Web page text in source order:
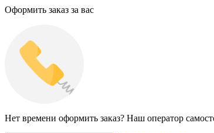
Оформить заказ за вас
Нет времени оформить заказ? Наш оператор